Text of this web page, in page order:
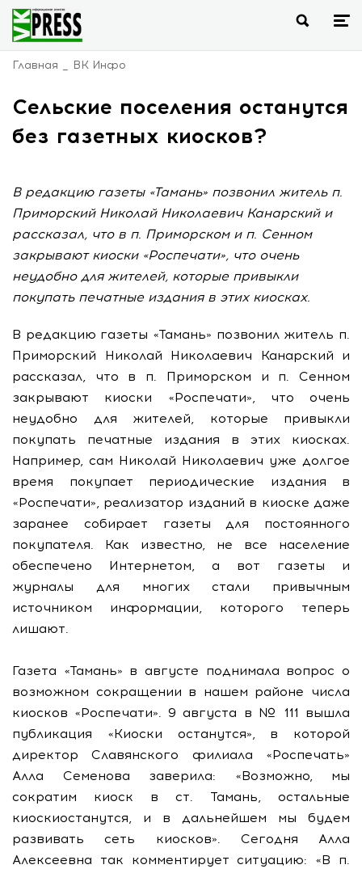
Главная ВК Инфо
Сельские поселения останутся
без газетных киосков?
В редакцию газеты «Тамань» позвонил житель п.
Приморский Николай Николаевич Канарский и
рассказал, что в п. Приморском и п. Сенном
закрывают киоски «Роспечати», что очень
неудобно для жителей, которые привыкли
покупать печатные издания в этих киосках.
В редакцию газеты «Тамань» позвонил житель п.
Приморский Николай Николаевич Канарский и
рассказал, что в п. Приморском и п. Сенном
закрывают киоски «Роспечати», что очень
неудобно для жителей, которые привыкли
покупать печатные издания в этих киосках.
Например, сам Николай Николаевич уже долгое
время покупает периодические издания в
«Роспечати», реализатор изданий в киоске даже
заранее собирает газеты для постоянного
покупателя. Как известно, не все население
обеспечено Интернетом, а вот газеты и
журналы для многих стали привычным
источником информации, которого теперь
лишают.
Газета «Тамань» в августе поднимала вопрос о
возможном сокращении в нашем районе числа
киосков «Роспечати». 9 августа в № 111 вышла
публикация «Киоски останутся», в которой
директор Славянского филиала «Роспечать»
Алла Семенова заверила: «Возможно, мы
сократим киоск в ст. Тамань, остальные
киоскиостанутся, и в дальнейшем мы будем
развивать сеть киосков». Сегодня Алла
Алексеевна так комментирует ситуацию: «В п.